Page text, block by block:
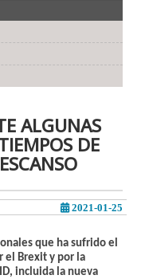
ALGUNAS
DE
2021-01-25
que ha sufrido el
el Brexit y por la
incluida la nueva